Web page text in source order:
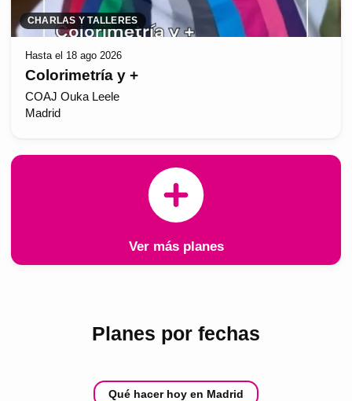
CHARLAS Y TALLERES
Hasta el 18 ago 2026
Colorimetría y +
COAJ Ouka Leele
Madrid
Ver más planes
Planes por fechas
Qué hacer hoy en Madrid